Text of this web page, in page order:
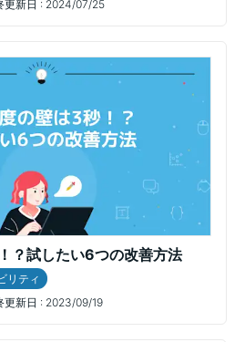
更新日 : 2024/07/25
？試したい6つの改善方法
リティ
更新日 : 2023/09/19